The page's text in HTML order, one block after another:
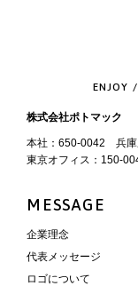
ENJOY
株式会社ポトマック
本社：650-0042 兵庫
東京オフィス：150-
MESSAGE
企業理念
代表メッセージ
ロゴについて